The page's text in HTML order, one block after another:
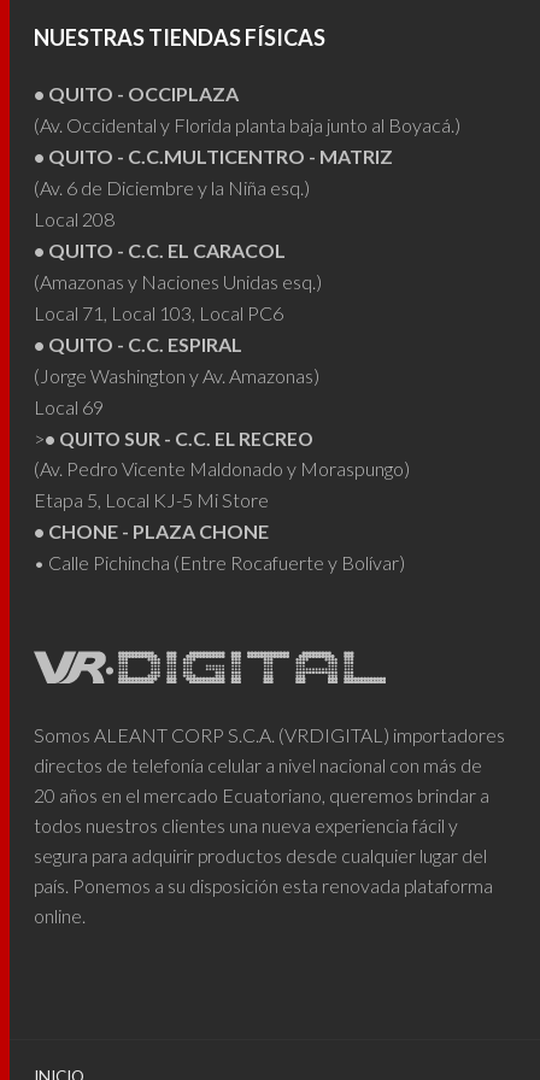
pueden
la
página
producto
NUESTRAS TIENDAS FÍSICAS
• QUITO - OCCIPLAZA
(Av. Occidental y Florida planta baja junto al Boyacá.)
• QUITO - C.C.MULTICENTRO - MATRIZ
(Av. 6 de Diciembre y la Niña esq.)
Local 208
• QUITO - C.C. EL CARACOL
(Amazonas y Naciones Unidas esq.)
Local 71, Local 103, Local PC6
• QUITO - C.C. ESPIRAL
(Jorge Washington y Av. Amazonas)
Local 69
>• QUITO SUR - C.C. EL RECREO
(Av. Pedro Vicente Maldonado y Moraspungo)
Etapa 5, Local KJ-5 Mi Store
• CHONE - PLAZA CHONE
• Calle Pichincha (Entre Rocafuerte y Bolívar)
Somos ALEANT CORP S.C.A. (VRDIGITAL) importadores
directos de telefonía celular a nivel nacional con más de
20 años en el mercado Ecuatoriano, queremos brindar a
todos nuestros clientes una nueva experiencia fácil y
segura para adquirir productos desde cualquier lugar del
país. Ponemos a su disposición esta renovada plataforma
online.